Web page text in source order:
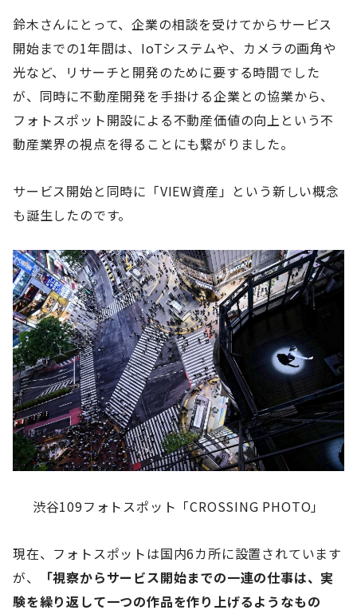
鈴木さんにとって、企業の相談を受けてからサービス
開始までの1年間は、IoTシステムや、カメラの画角や
光など、リサーチと開発のために要する時間でした
が、同時に不動産開発を手掛ける企業との協業から、
フォトスポット開設による不動産価値の向上という不
動産業界の視点を得ることにも繋がりました。
サービス開始と同時に「VIEW資産」という新しい概念
も誕生したのです。
渋谷109フォトスポット「CROSSING PHOTO」
現在、フォトスポットは国内6カ所に設置されています
が、
「視察からサービス開始までの一連の仕事は、実
験を繰り返して一つの作品を作り上げるようなもの